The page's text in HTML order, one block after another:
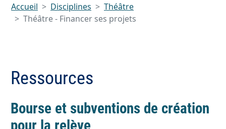
Accueil Disciplines
Théâtre
Théâtre - Financer ses projets
Ressources
Bourse et subventions de création
pour la relève